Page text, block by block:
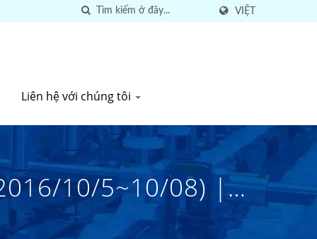
VIỆT
Liên hệ với chúng tôi
10/5~10/08) |
Đài Loan Từ